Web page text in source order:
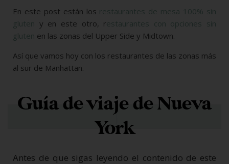
En este post están los restaurantes de mesa 100% sin
gluten y en este otro, restaurantes con opciones sin
gluten en las zonas del Upper Side y Midtown.
Así que vamos hoy con los restaurantes de las zonas más
al sur de Manhattan.
Guía de viaje de Nueva
York
Antes de que sigas leyendo el contenido de este